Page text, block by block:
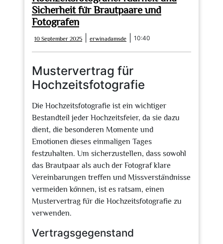
Tipps
und
Sicherheit für Brautpaare und
Fotografen
10 September 2025
September
2025
erwinadamsde erwinadamsde
10:40
Mustervertrag für
Hochzeitsfotografie
Die Hochzeitsfotografie ist ein wichtiger
Bestandteil jeder Hochzeitsfeier, da sie dazu
dient, die besonderen Momente und
Emotionen dieses einmaligen Tages
festzuhalten. Um sicherzustellen, dass sowohl
das Brautpaar als auch der Fotograf klare
Vereinbarungen treffen und Missverständnisse
vermeiden können, ist es ratsam, einen
Mustervertrag für die Hochzeitsfotografie zu
verwenden.
Vertragsgegenstand